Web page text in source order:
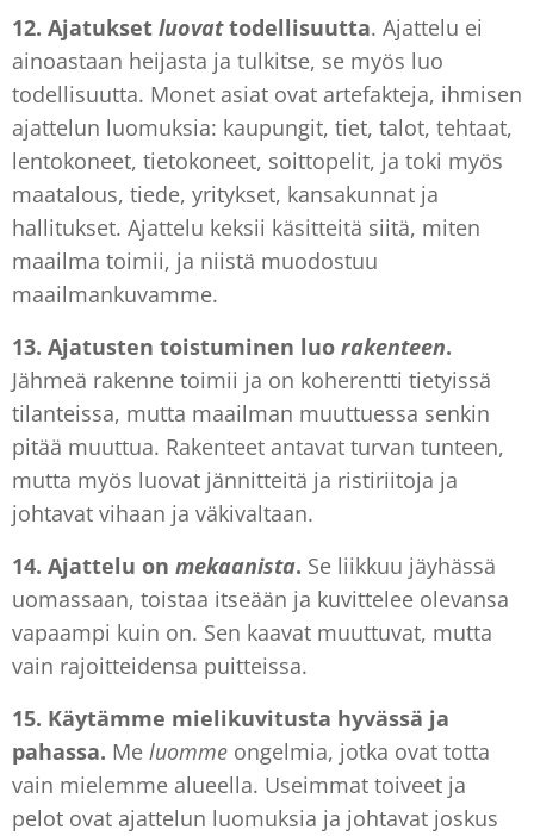
12. Ajatukset luovattodellisuutta. Ajattelu ei
ainoastaan heijasta ja tulkitse, se myös luo
todellisuutta. Monet asiat ovat artefakteja, ihmisen
ajattelun luomuksia: kaupungit, tiet, talot, tehtaat,
lentokoneet, tietokoneet, soittopelit, ja toki myös
maatalous, tiede, yritykset, kansakunnat ja
hallitukset. Ajattelu keksii käsitteitä siitä, miten
maailma toimii, ja niistä muodostuu
maailmankuvamme.
13. Ajatusten toistuminen luo rakenteen.
Jähmeä rakenne toimii ja on koherentti tietyissä
tilanteissa, mutta maailman muuttuessa senkin
pitää muuttua. Rakenteet antavat turvan tunteen,
mutta myös luovat jännitteitä ja ristiriitoja ja
johtavat vihaan ja väkivaltaan.
14. Ajattelu on mekaanista. Se liikkuu jäyhässä
uomassaan, toistaa itseään ja kuvittelee olevansa
vapaampi kuin on. Sen kaavat muuttuvat, mutta
vain rajoitteidensa puitteissa.
15. Käytämme mielikuvitusta hyvässä ja
pahassa. Me luomme ongelmia, jotka ovat totta
vain mielemme alueella. Useimmat toiveet ja
pelot ovat ajattelun luomuksia ja johtavat joskus